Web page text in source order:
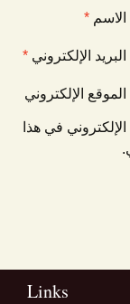
الاسم *
البريد الإلكتروني *
الموقع الإلكتروني
في هذا
Links